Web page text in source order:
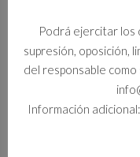
Productos
Podrá ejercitar los
supresión, oposición,
del responsable como
Información